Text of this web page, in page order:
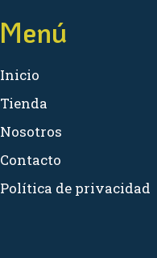
Menú
Inicio
Tienda
Nosotros
Contacto
Política de privacidad